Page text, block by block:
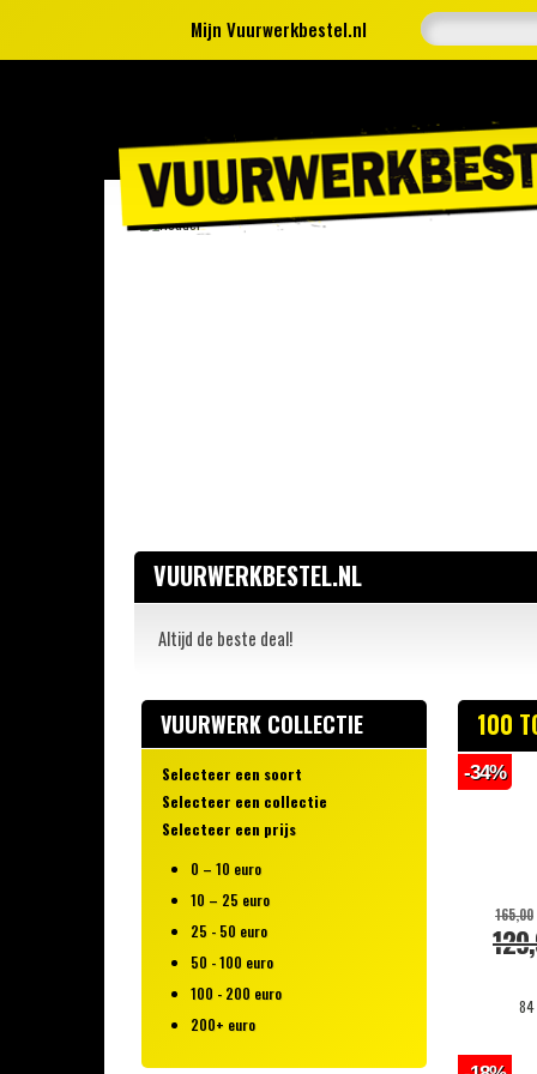
Mijn Vuurwerkbestel.nl
VUURWERKBESTEL.NL
Altijd de beste deal!
VUURWERK COLLECTIE
Selecteer een soort
WEEKAANBIEDING!
Vuurwerk OUTLET
Cakeboxen, Compound &
Connected
Cakes
Waaiercakes
Fluitcakes
Selecteer een collectie
Brutal Explosions
Riakeo
Rubro Event Series
VOLT! Fireworks
XQlusif
Barely Legal
Rubro Fireworks
Selecteer een prijs
0 – 10 euro
10 – 25 euro
25 - 50 euro
50 - 100 euro
100 - 200 euro
200+ euro
100
84
165,00
-34%